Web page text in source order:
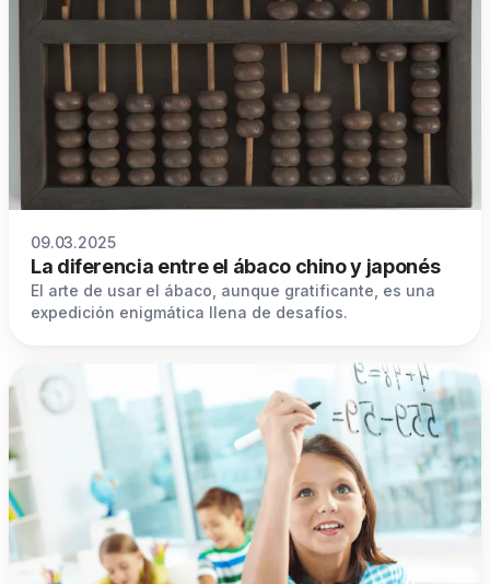
09.03.2025
La diferencia entre el ábaco chino y japonés
El arte de usar el ábaco, aunque gratificante, es una
expedición enigmática llena de desafíos.